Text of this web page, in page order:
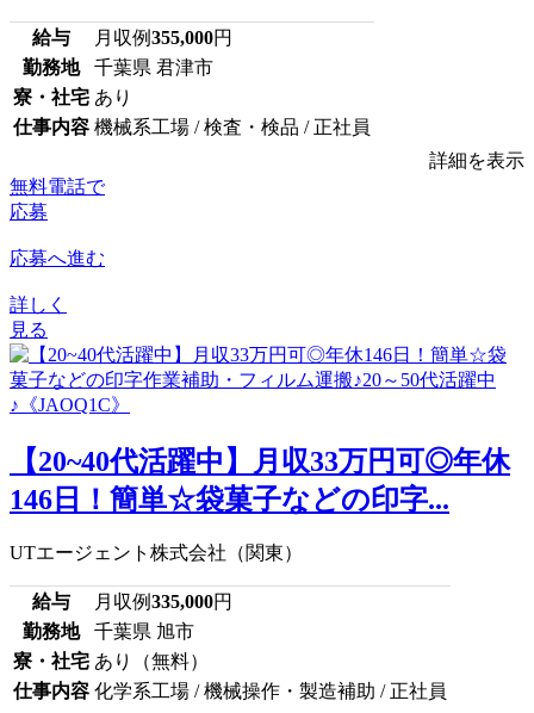
給与 月収例355,000円
勤務地
千葉県 君津市
寮・社宅 あり
仕事内容 機械系工場 / 検査・検品 / 正社員
詳細を表示
無料電話で
応募
応募へ進む
詳しく
見る
【20~40代活躍中】月収33万円可◎年休
146日！簡単☆袋菓子などの印字...
UTエージェント株式会社（関東）
給与 月収例335,000円
勤務地
千葉県 旭市
寮・社宅 あり（無料）
仕事内容 化学系工場 / 機械操作・製造補助 / 正社員